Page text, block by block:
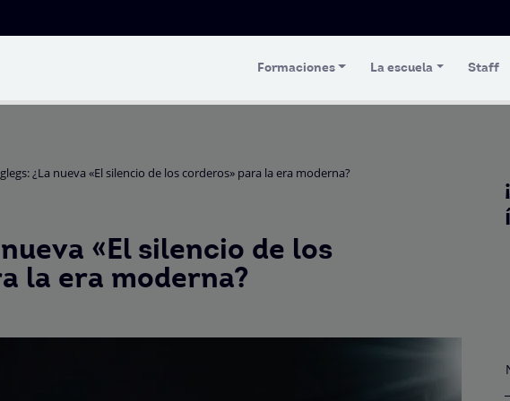
Formaciones La escuela Staff
¿La nueva «El silencio de los corderos» para la era moderna?
«El silencio de los
la era moderna?